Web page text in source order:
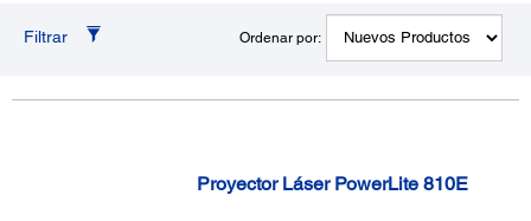
Filtrar Ordenar por:
Proyector Láser PowerLite 810E